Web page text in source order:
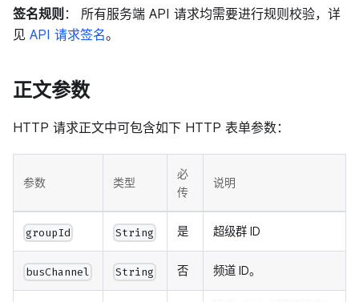
签名规则 ： 所有服务端 API 请求均需要进行规则校验，详
见 API 请求签名。
正文参数
HTTP 请求正文中可包含如下 HTTP 表单参数：
参数 类型
必
传
说明
groupId String 是 超级群 ID
busChannel String 否 频道 ID。